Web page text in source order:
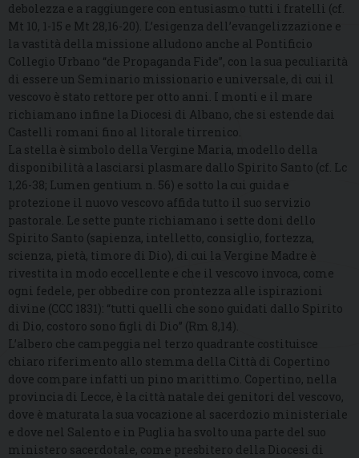
debolezza e a raggiungere con entusiasmo tutti i fratelli (cf.
Mt 10, 1-15 e Mt 28,16-20). L’esigenza dell’evangelizzazione e
la vastità della missione alludono anche al Pontificio
Collegio Urbano “de Propaganda Fide”, con la sua peculiarità
di essere un Seminario missionario e universale, di cui il
vescovo è stato rettore per otto anni. I monti e il mare
richiamano infine la Diocesi di Albano, che si estende dai
Castelli romani fino al litorale tirrenico.
La stella è simbolo della Vergine Maria, modello della
disponibilità a lasciarsi plasmare dallo Spirito Santo (cf. Lc
1,26-38; Lumen gentium n. 56) e sotto la cui guida e
protezione il nuovo vescovo affida tutto il suo servizio
pastorale. Le sette punte richiamano i sette doni dello
Spirito Santo (sapienza, intelletto, consiglio, fortezza,
scienza, pietà, timore di Dio), di cui la Vergine Madre è
rivestita in modo eccellente e che il vescovo invoca, come
ogni fedele, per obbedire con prontezza alle ispirazioni
divine (CCC 1831): “tutti quelli che sono guidati dallo Spirito
di Dio, costoro sono figli di Dio” (Rm 8,14).
L’albero che campeggia nel terzo quadrante costituisce
chiaro riferimento allo stemma della Città di Copertino
dove compare infatti un pino marittimo. Copertino, nella
provincia di Lecce, è la città natale dei genitori del vescovo,
dove è maturata la sua vocazione al sacerdozio ministeriale
e dove nel Salento e in Puglia ha svolto una parte del suo
ministero sacerdotale, come presbitero della Diocesi di